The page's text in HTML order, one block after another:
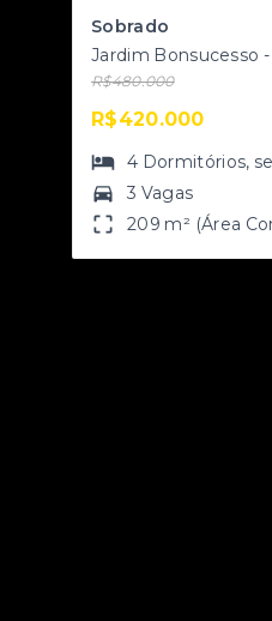
Sobrado
Jardim Bonsucesso
R$480.000
R$420.000
4 Dormitórios,
3 Vagas
209 m² (Área